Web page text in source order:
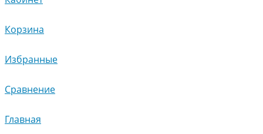
Корзина
Избранные
Сравнение
Главная